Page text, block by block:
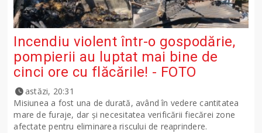
Incendiu violent într-o gospodărie,
pompierii au luptat mai bine de
cinci ore cu flăcările! - FOTO
astăzi, 20:31
Misiunea a fost una de durată, având în vedere cantitatea
mare de furaje, dar și necesitatea verificării fiecărei zone
afectate pentru eliminarea riscului de reaprindere.